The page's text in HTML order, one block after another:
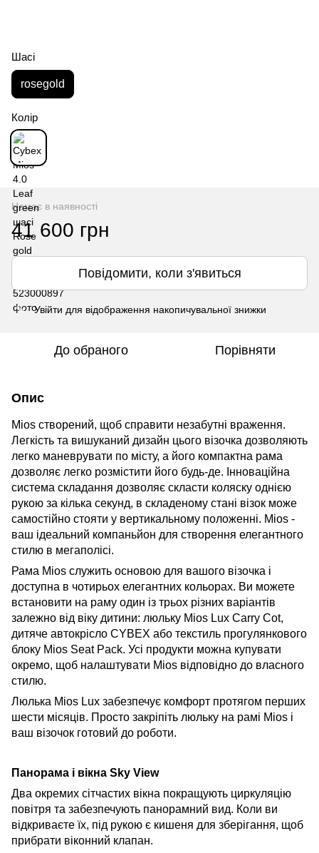
Шасі
rosegold
Колір
Немає в наявності
41 600 грн
Повідомити, коли з'явиться
% Увійти для відображення накопичувальної знижки
До обраного Порівняти
Опис
Mios створений, щоб справити незабутні враження.
Легкість та вишуканий дизайн цього візочка дозволяють
легко маневрувати по місту, а його компактна рама
дозволяє легко розмістити його будь-де. Інноваційна
система складання дозволяє скласти коляску однією
рукою за кілька секунд, в складеному стані візок може
самостійно стояти у вертикальному положенні. Mios -
ваш ідеальний компаньйон для створення елегантного
стилю в мегаполісі.
Рама Mios служить основою для вашого візочка і
доступна в чотирьох елегантних кольорах. Ви можете
встановити на раму один із трьох різних варіантів
залежно від віку дитини: люльку Mios Lux Carry Cot,
дитяче автокрісло CYBEX або текстиль прогулянкового
блоку Mios Seat Pack. Усі продукти можна купувати
окремо, щоб налаштувати Mios відповідно до власного
стилю.
Люлька Mios Lux забезпечує комфорт протягом перших
шести місяців. Просто закріпіть люльку на рамі Mios і
ваш візочок готовий до роботи.
Панорама і вікна Sky View
Два окремих сітчастих вікна покращують циркуляцію
повітря та забезпечують панорамний вид. Коли ви
відкриваєте їх, під рукою є кишеня для зберігання, щоб
прибрати віконний клапан.